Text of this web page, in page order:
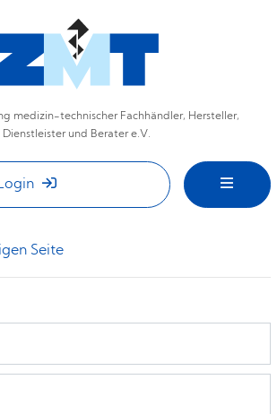
medizin-technischer Fachhändler, Hersteller,
Dienstleister und Berater e.V.
Seite